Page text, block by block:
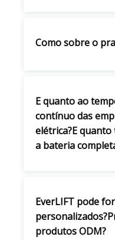
Como sobre o
E quanto ao
contínuo das
elétrica?E
a bateria
EverLIFT pode
produtos ODM?